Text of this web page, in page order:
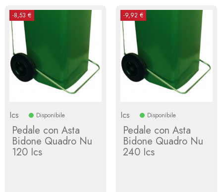
-8,53 €
Ics Disponibile
Pedale con Asta
Bidone Quadro Nu
120 Ics
-9,92 €
Ics Disponibile
Pedale con Asta
Bidone Quadro Nu
240 Ics